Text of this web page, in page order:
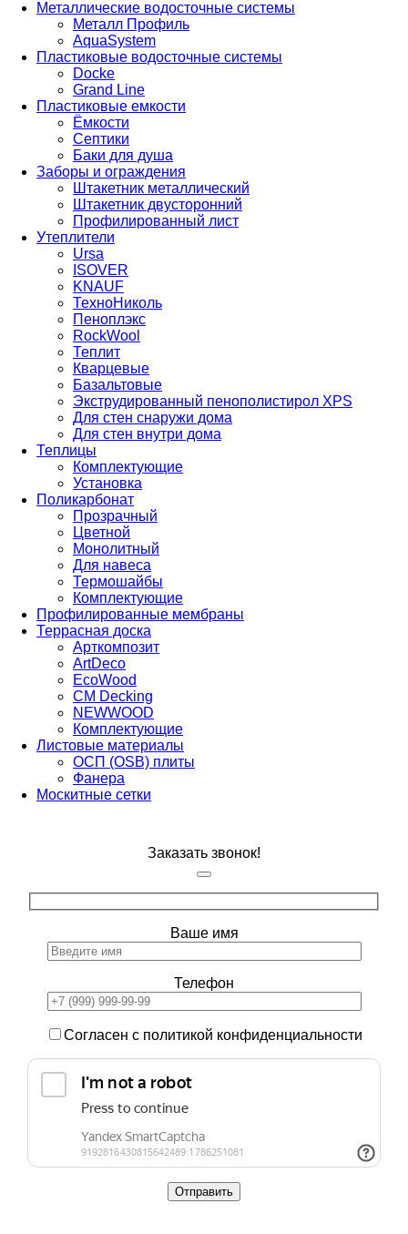
Металлические водосточные системы
Металл Профиль
AquaSystem
Пластиковые водосточные системы
Docke
Grand Line
Пластиковые емкости
Ёмкости
Септики
Баки для душа
Заборы и ограждения
Штакетник металлический
Штакетник двусторонний
Профилированный лист
Утеплители
Ursa
ISOVER
KNAUF
ТехноНиколь
Пеноплэкс
RockWool
Теплит
Кварцевые
Базальтовые
Экструдированный пенополистирол XPS
Для стен снаружи дома
Для стен внутри дома
Теплицы
Комплектующие
Установка
Поликарбонат
Прозрачный
Цветной
Монолитный
Для навеса
Термошайбы
Комплектующие
Профилированные мембраны
Террасная доска
Арткомпозит
ArtDeco
EcoWood
CM Decking
NEWWOOD
Комплектующие
Листовые материалы
ОСП (OSB) плиты
Фанера
Москитные сетки
Заказать звонок!
Ваше имя
Телефон
Согласен с политикой конфиденциальности